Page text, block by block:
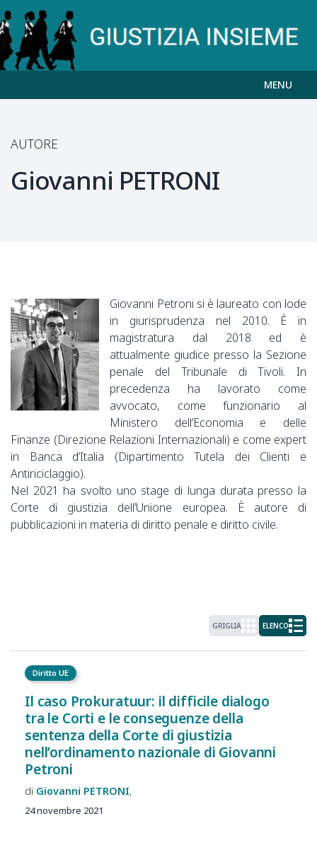
MENU
AUTORE
Giovanni PETRONI
Giovanni Petroni si è laureato con lode
in giurisprudenza nel 2010. È in
magistratura dal 2018 ed è
attualmente giudice presso la Sezione
penale del Tribunale di Tivoli. In
precedenza ha lavorato come
avvocato, come funzionario al
Ministero dell’Economia e delle
Finanze (Direzione Relazioni Internazionali) e come expert
in Banca d’Italia (Dipartimento Tutela dei Clienti e
Antiriciclaggio).
Nel 2021 ha svolto uno stage di lunga durata presso la
Corte di giustizia dell’Unione europea. È autore di
pubblicazioni in materia di diritto penale e diritto civile.
GRIGLIA ELENCO
Diritto UE
Il caso Prokuratuur: il difficile dialogo
tra le Corti e le conseguenze della
sentenza della Corte di giustizia
nell’ordinamento nazionale di Giovanni
Petroni
Giovanni PETRONI
24 novembre 2021